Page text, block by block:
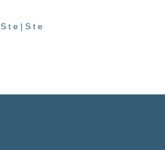
S t e | S t e